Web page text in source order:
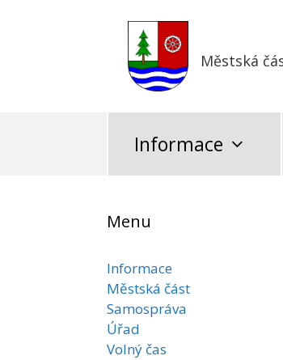
Městská
Informace
Menu
Informace
Městská část
Samospráva
Úřad
Volný čas